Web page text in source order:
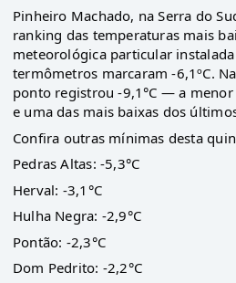
Pinheiro Machado, na Serra do
ranking das temperaturas mais
meteorológica particular
termômetros marcaram -6,1ºC.
ponto registrou -9,1°C — a
e uma das mais baixas dos
Confira outras mínimas desta
Pedras Altas: -5,3°C
Herval: -3,1°C
Hulha Negra: -2,9°C
Pontão: -2,3°C
Dom Pedrito: -2,2°C